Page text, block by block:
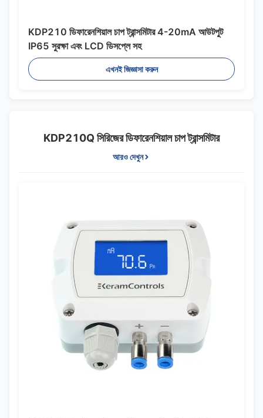
KDP210 ডিফারেনশিয়াল চাপ ট্রান্সমিটার 4-20mA আউটপুট
IP65 সুরক্ষা এবং LCD ডিসপ্লে সহ
এখনই জিজ্ঞাসা করুন
KDP210Q সিরিজের ডিফারেনশিয়াল চাপ ট্রান্সমিটার
আরও দেখুন